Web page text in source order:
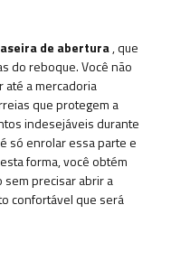
de abertura, que
do reboque. Você não
até a mercadoria
que protegem a
indesejáveis ​​durante
só enrolar essa parte e
forma, você obtém
sem precisar abrir a
confortável que será